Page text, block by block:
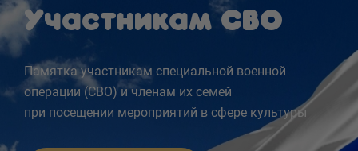
Участникам СВО
Памятка участникам специальной военной
операции (СВО) и членам их семей
при посещении мероприятий в сфере культуры